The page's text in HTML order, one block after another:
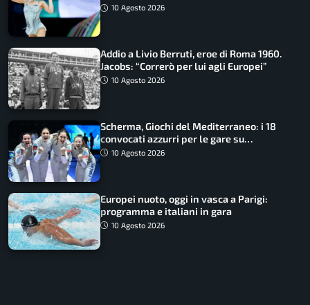
10 Agosto 2026
Addio a Livio Berruti, eroe di Roma 1960.
Jacobs: “Correrò per lui agli Europei”
10 Agosto 2026
Scherma, Giochi del Mediterraneo: i 18
convocati azzurri per le gare su
SportFaceTV
10 Agosto 2026
Europei nuoto, oggi in vasca a Parigi:
programma e italiani in gara
10 Agosto 2026